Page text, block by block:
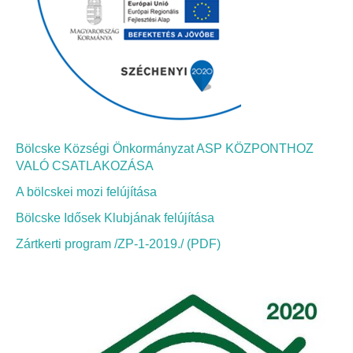
Bölcskei Néptánc Egyesület
Bölcskei Polgárőrség
Bölcskei Klímakör
HIVATAL
Szervezeti felépítés
Dokumentumok
Bölcske Községi Önkormányzat ASP KÖZPONTHOZ
VALÓ CSATLAKOZÁSA
A bölcskei mozi felújítása
Bölcske Idősek Klubjának felújítása
Zártkerti program /ZP-1-2019./ (PDF)